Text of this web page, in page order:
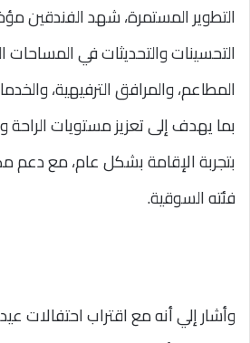
التطوير المستمرة، شهد الفندقين
التحسينات والتحديثات في المساحات
المطاعم، والمرافق الترفيهية،
بما يهدف إلى تعزيز مستويات الراحة
بتجربة الإقامة بشكل عام، مع
فئته السوقية.
وأشار إلي أنه مع اقتراب احتفالات